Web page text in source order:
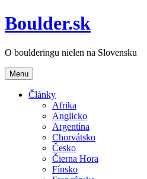
Boulder.sk
O boulderingu nielen na Slovensku
Menu
Články
Afrika
Anglicko
Argentína
Chorvátsko
Česko
Čierna Hora
Fínsko